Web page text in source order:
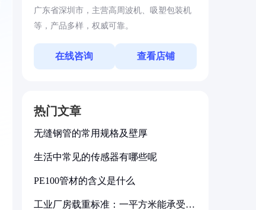
广东省深圳市，主营高周波机、吸塑包装机
等，产品多样，权威可靠。
在线咨询 查看店铺
热门文章
无缝钢管的常用规格及壁厚
生活中常见的传感器有哪些呢
PE100管材的含义是什么
工业厂房载重标准：一平方米能承受多